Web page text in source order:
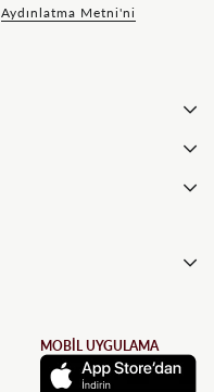
Aydınlatma Metni'ni
MOBİL UYGULAMA